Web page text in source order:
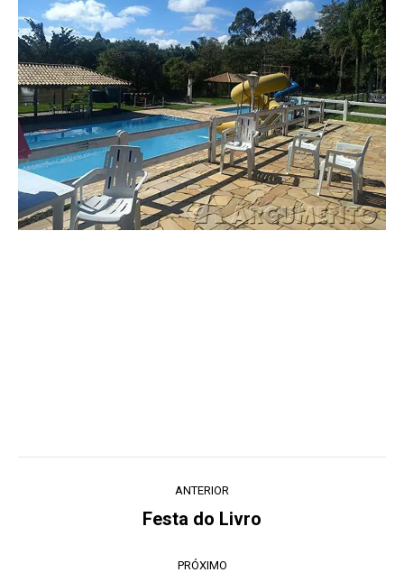
ANTERIOR
Post
Festa do Livro
PRÓXIMO